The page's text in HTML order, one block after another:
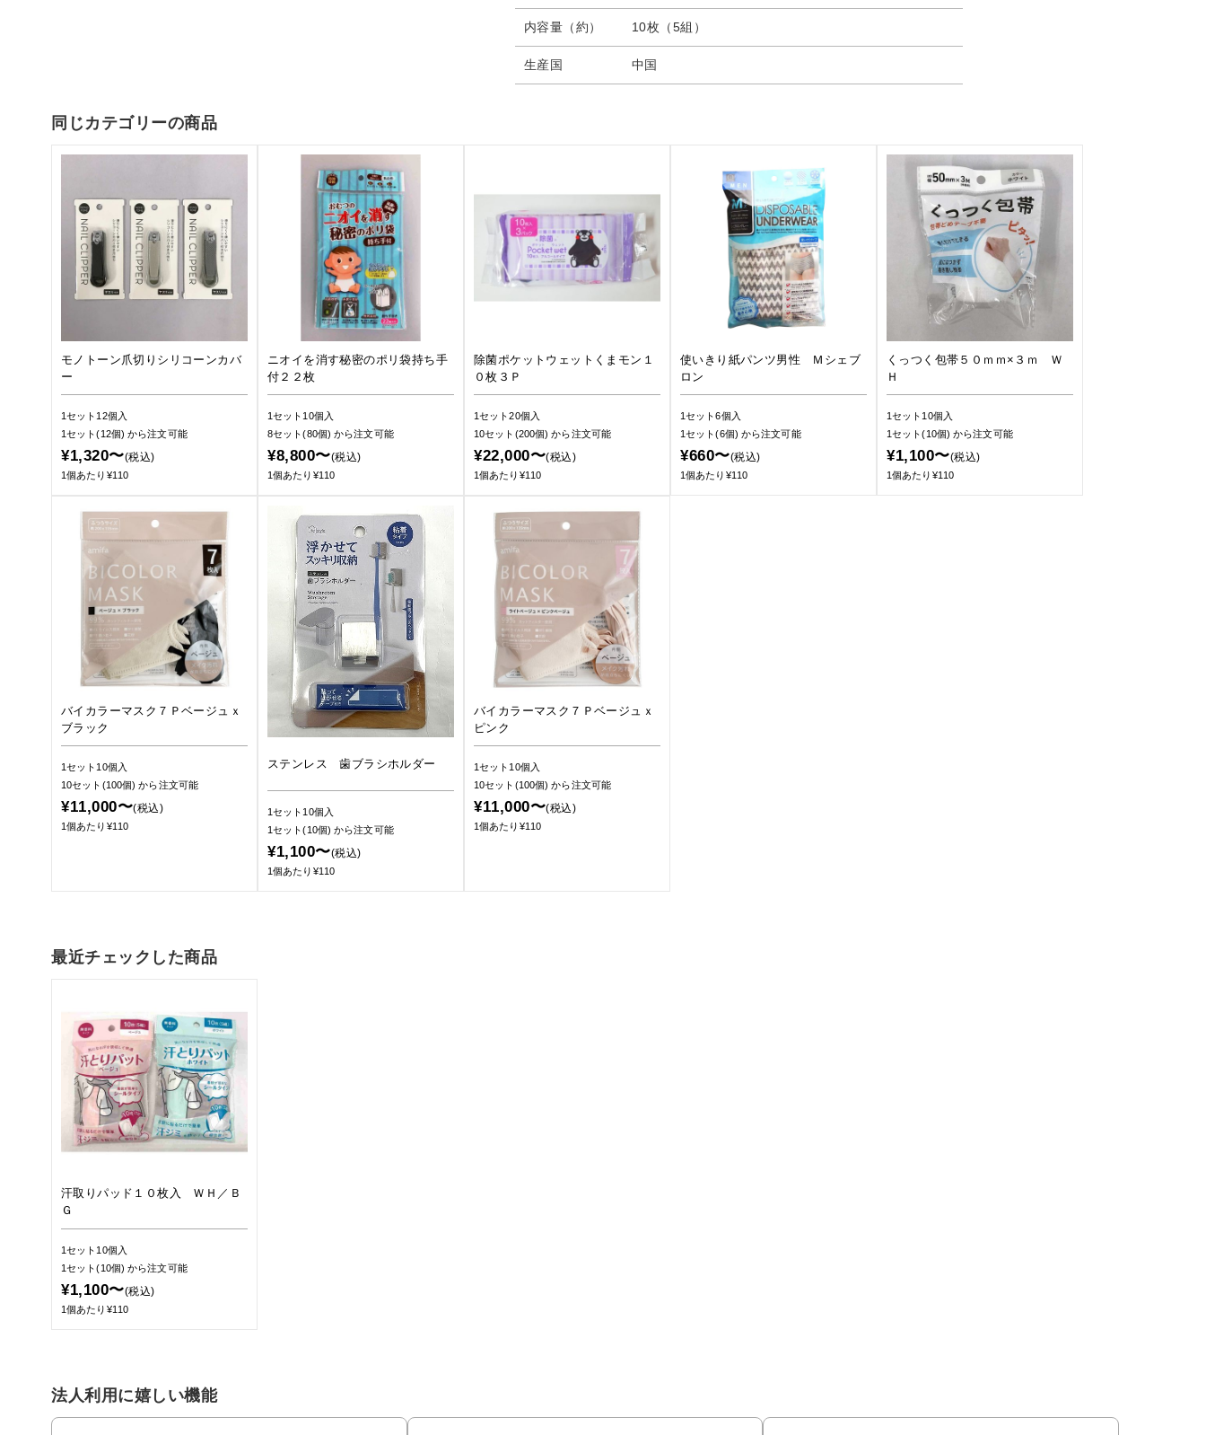
内容量（約） 10枚（5組）
生産国 中国
同じカテゴリーの商品
モノトーン爪切りシリコーンカバ
ー
1セット12個入
1セット(12個)から注文可能
¥1,320〜(税込)
1個あたり¥110
ニオイを消す秘密のポリ袋持ち手
付２２枚
1セット10個入
8セット(80個)から注文可能
¥8,800〜(税込)
1個あたり¥110
除菌ポケットウェットくまモン１
０枚３Ｐ
1セット20個入
10セット(200個)から注文可能
¥22,000〜(税込)
1個あたり¥110
使いきり紙パンツ男性 Ｍシェブ
ロン
1セット6個入
1セット(6個) から注文可能
¥660〜(税込)
1個あたり¥110
くっつく包帯５０ｍｍ×３ｍ Ｗ
Ｈ
1セット10個入
1セット(10個)から注文可能
¥1,100〜(税込)
1個あたり¥110
バイカラーマスク７Ｐベージュｘ
ブラック
1セット10個入
10セット(100個)から注文可能
¥11,000〜(税込)
1個あたり¥110
ステンレス 歯ブラシホルダー
1セット10個入
1セット(10個)から注文可能
¥1,100〜(税込)
1個あたり¥110
バイカラーマスク７Ｐベージュｘ
ピンク
1セット10個入
10セット(100個)から注文可能
¥11,000〜(税込)
1個あたり¥110
最近チェックした商品
汗取りパッド１０枚入 ＷＨ／Ｂ
Ｇ
1セット10個入
1セット(10個)から注文可能
¥1,100〜(税込)
1個あたり¥110
法人利用に嬉しい機能